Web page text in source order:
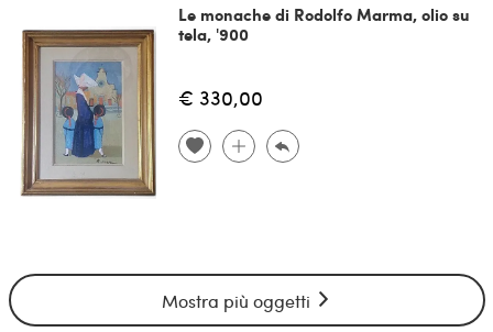
Le monache di Rodolfo Marma, olio su
tela, '900
€ 330,00
Mostra più oggetti